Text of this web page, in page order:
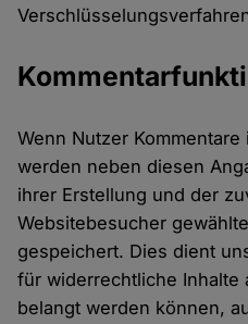
Wenn Nutzer
werden neben diesen
ihrer Erstellung und der
Websitebesucher
gespeichert. Dies dient
für widerrechtliche Inhalte
belangt werden können,